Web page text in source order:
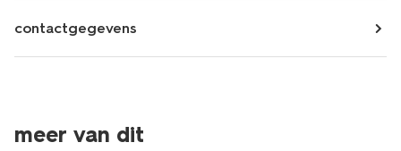
contactgegevens
meer van dit